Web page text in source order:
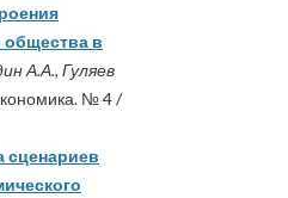
в
А.А., Гуляев
№ 4 /
сценариев